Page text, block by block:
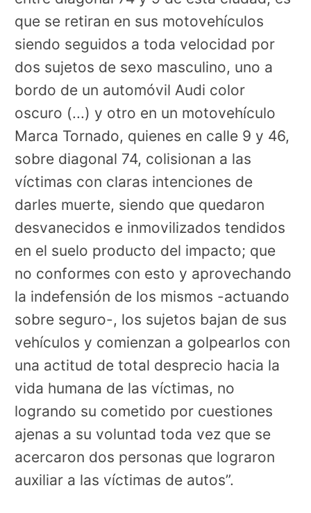
que se retiran en sus motovehículos
siendo seguidos a toda velocidad por
dos sujetos de sexo masculino, uno a
bordo de un automóvil Audi color
oscuro (...) y otro en un motovehículo
Marca Tornado, quienes en calle 9 y 46,
sobre diagonal 74, colisionan a las
víctimas con claras intenciones de
darles muerte, siendo que quedaron
desvanecidos e inmovilizados tendidos
en el suelo producto del impacto; que
no conformes con esto y aprovechando
la indefensión de los mismos -actuando
sobre seguro-, los sujetos bajan de sus
vehículos y comienzan a golpearlos con
una actitud de total desprecio hacia la
vida humana de las víctimas, no
logrando su cometido por cuestiones
ajenas a su voluntad toda vez que se
acercaron dos personas que lograron
auxiliar a las víctimas de autos”.